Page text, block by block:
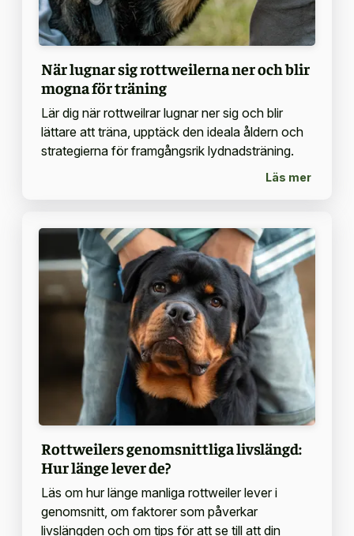
När lugnar sig rottweilerna ner och blir
mogna för träning
Lär dig när rottweilrar lugnar ner sig och blir
lättare att träna, upptäck den ideala åldern och
strategierna för framgångsrik lydnadsträning.
Läs mer
Rottweilers genomsnittliga livslängd:
Hur länge lever de?
Läs om hur länge manliga rottweiler lever i
genomsnitt, om faktorer som påverkar
livslängden och om tips för att se till att din